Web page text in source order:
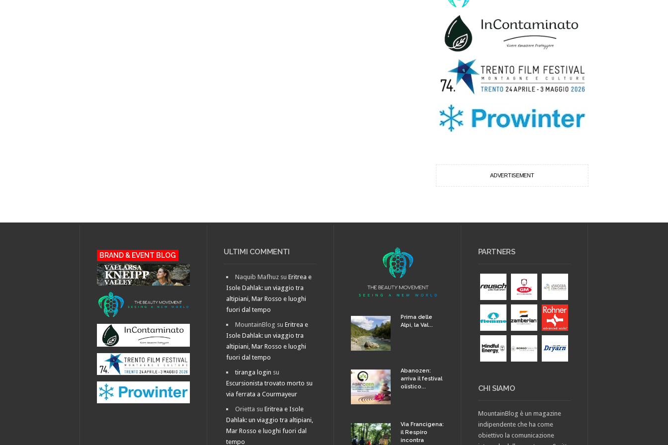
ADVERTISEMENT
BRAND & EVENT BLOG ULTIMI COMMENTI
Naquib Mafhuz suEritrea e
Isole Dahlak: un viaggio tra
altipiani, Mar Rosso e luoghi
fuori dal tempo
MountainBlog suEritrea e
Isole Dahlak: un viaggio tra
altipiani, Mar Rosso e luoghi
fuori dal tempo
tiranga login su
Escursionista trovato morto su
via ferrata a Courmayeur
Orietta suEritrea e Isole
Dahlak: un viaggio tra altipiani,
Mar Rosso e luoghi fuori dal
tempo
Prima delle
Alpi, la Val...
Abanozen:
arriva il festival
olistico...
Via Francigena:
il Respiro
incontra
PARTNERS
CHI SIAMO
MountainBlog è un magazine
indipendente che ha come
obiettivo la comunicazione